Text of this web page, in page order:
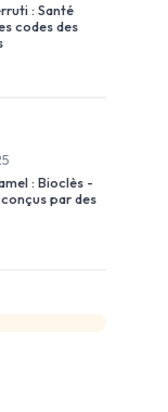
: Santé
codes des
: Bioclès -
par des